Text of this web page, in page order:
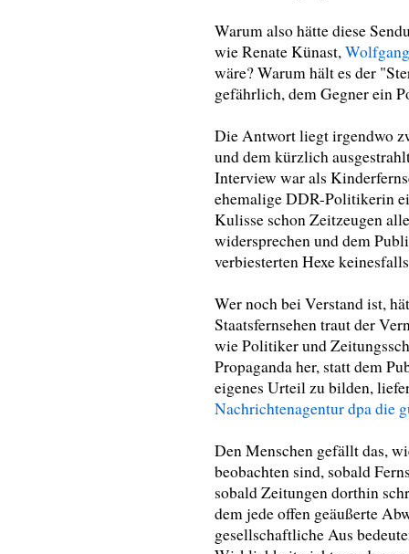
Warum also hätte diese
wie Renate Künast,
wäre? Warum hält es der
gefährlich, dem Gegner ein
Die Antwort liegt irgendwo
und dem kürzlich
Interview war als
ehemalige DDR-Politikerin
Kulisse schon Zeitzeugen
widersprechen und dem
verbiesterten Hexe
Wer noch bei Verstand ist,
Staatsfernsehen traut der
wie Politiker und
Propaganda her, statt dem
eigenes Urteil zu bilden,
Nachrichtenagentur dpa die
Den Menschen gefällt das,
beobachten sind, sobald
sobald Zeitungen dorthin
dem jede offen geäußerte
gesellschaftliche Aus